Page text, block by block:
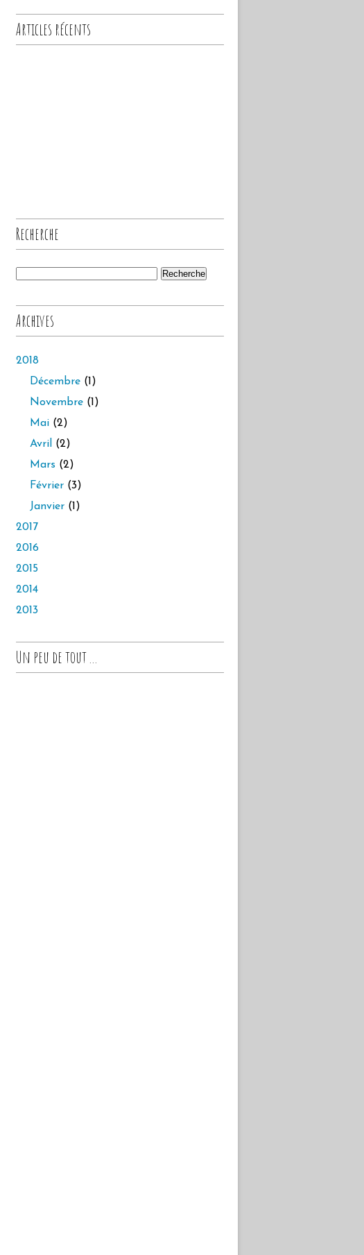
Articles récents
Recherche
Archives
2018
Décembre (1)
Novembre (1)
Mai (2)
Avril
(2)
Mars (2)
Février (3)
Janvier (1)
2017
2016
2015
2014
2013
Un peu de tout ...